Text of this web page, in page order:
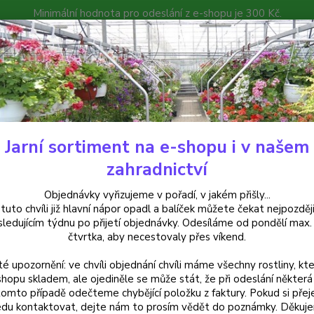
Minimální hodnota pro odeslání z e-shopu je 300 Kč.
můžete čekat nejpozději v následujícím týdnu po přijetí
Poradna Kontakty
Hledat
Begonie Begonia Chanson převislá-bílá plnokvětá - cena na prodejně
Chanson převislá-bílá
Jarní sortiment na e-shopu i v našem
zahradnictví
Objednávky vyřizujeme v pořadí, v jakém přišly...
chvíli již hlavní nápor opadl a balíček můžete čekat
týdnu po přijetí objednávky. Odesíláme od pondělí
čtvrtka, aby necestovaly přes víkend.
upozornění: ve chvíli objednání chvíli máme všechny rostliny,
skladem, ale ojediněle se může stát, že při odeslání některá
případě odečteme chybějící položku z faktury. Pokud si
kontaktovat, dejte nám to prosím vědět do poznámky.